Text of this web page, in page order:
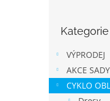
n
kategorie
Kategorie
VÝPRODEJ
AKCE SADY
CYKLO